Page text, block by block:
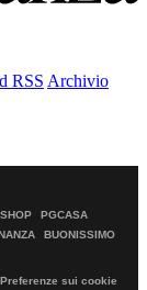
RSS Archivio
PGCASA
BUONISSIMO
Preferenze sui cookie